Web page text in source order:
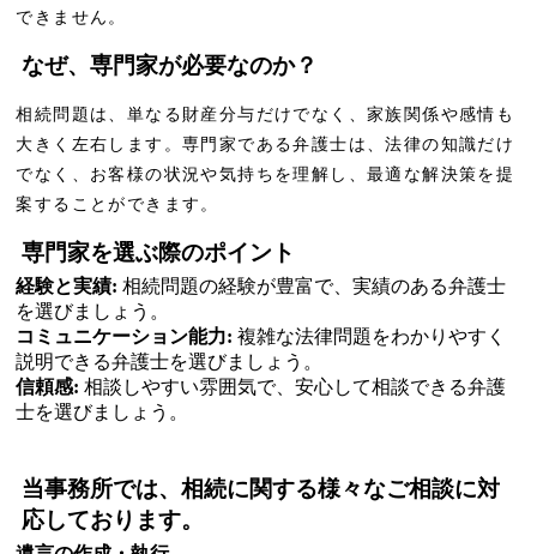
できません。
なぜ、専門家が必要なのか？
相続問題は、単なる財産分与だけでなく、家族関係や感情も
大きく左右します。専門家である弁護士は、法律の知識だけ
でなく、お客様の状況や気持ちを理解し、最適な解決策を提
案することができます。
専門家を選ぶ際のポイント
経験と実績: 相続問題の経験が豊富で、実績のある弁護士
を選びましょう。
コミュニケーション能力: 複雑な法律問題をわかりやすく
説明できる弁護士を選びましょう。
信頼感: 相談しやすい雰囲気で、安心して相談できる弁護
士を選びましょう。
当事務所では、相続に関する様々なご相談に対
応しております。